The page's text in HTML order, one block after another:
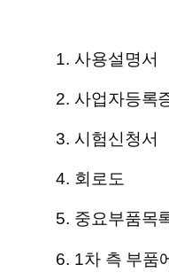
1. 사용설명서
2. 사업자등록
3. 시험신청서
4. 회로도
5. 중요부품목
6. 1차 측 부품